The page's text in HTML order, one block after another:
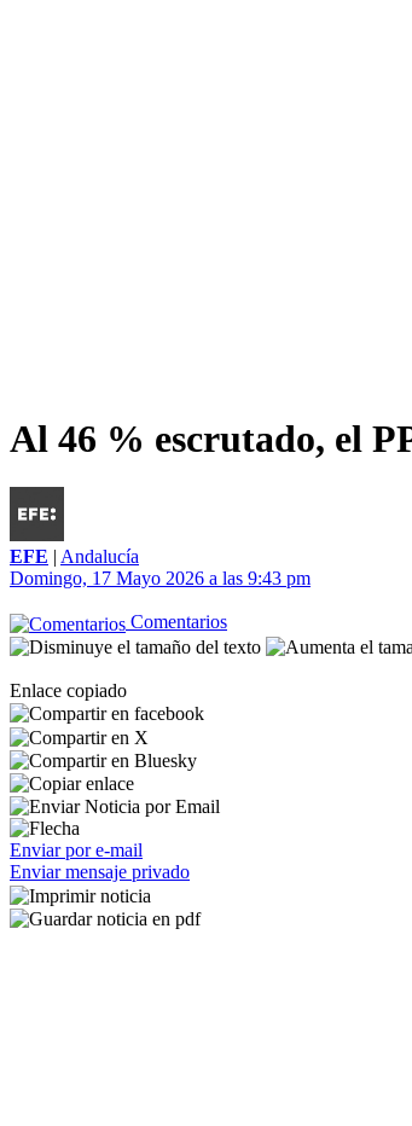
Al 46 % escrutado, el
EFE | Andalucía
Domingo, 17 Mayo 2026 a las 9:43 pm
Comentarios
Enlace copiado
Enviar por e-mail
Enviar mensaje privado